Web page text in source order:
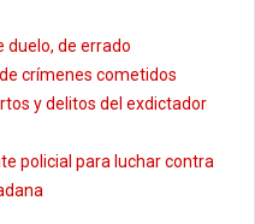
duelo, de errado
crímenes cometidos
y delitos del exdictador
policial para luchar contra